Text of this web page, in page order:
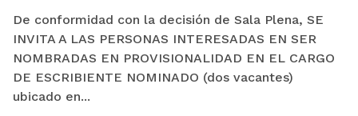
De conformidad con la decisión de Sala Plena, SE
INVITA A LAS PERSONAS INTERESADAS EN SER
NOMBRADAS EN PROVISIONALIDAD EN EL CARGO
DE ESCRIBIENTE NOMINADO (dos vacantes)
ubicado en...